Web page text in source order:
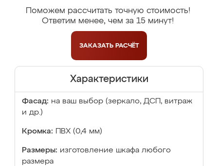
Поможем рассчитать точную стоимость!
Ответим менее, чем за 15 минут!
ЗАКАЗАТЬ РАСЧЁТ
Характеристики
Фасад: на ваш выбор (зеркало, ДСП, витраж
и др.)
Кромка: ПВХ (0,4 мм)
Размеры: изготовление шкафа любого
размера